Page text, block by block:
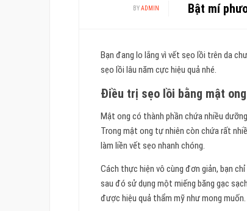
BYADMIN Bật mí
Bạn đang lo lắng vì vết sẹo lồi trên da
sẹo lồi lâu năm cực hiệu quả nhé.
Điều trị sẹo lồi bằng mật ong
Mật ong có thành phần chứa nhiều
Trong mật ong tự nhiên còn chứa rất
làm liền vết sẹo nhanh chóng.
Cách thực hiện vô cùng đơn giản, bạn
sau đó sử dụng một miếng băng gạc
được hiệu quả thẩm mỹ như mong muốn.